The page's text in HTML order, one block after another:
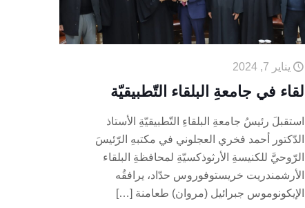
يناير 7, 2024
لقاء في جامعةِ البلقاء التّطبيقيّة
استقبلَ رئيسُ جامعةِ البلقاءِ التّطبيقيّةِ الأستاذ
الدّكتور أحمد فخري العجلوني في مكتبهِ الرّئيسَ
الرّوحيَّ للكنيسةِ الأرثوذكسيّةِ لمحافظةِ البلقاء
الأرشمندريت خريستوفوروس حدّاد، يرافقُه
الإيكونوموس جبرائيل (مروان) طعامنة […]